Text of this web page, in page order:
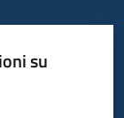
su